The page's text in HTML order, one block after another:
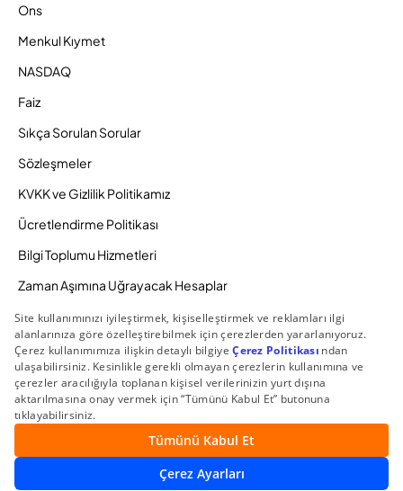
Ons
Menkul Kıymet
NASDAQ
Faiz
Sıkça Sorulan Sorular
Sözleşmeler
KVKK ve Gizlilik Politikamız
Ücretlendirme Politikası
Bilgi Toplumu Hizmetleri
Zaman Aşımına Uğrayacak Hesaplar
Duyurular ve Kampanyalar
© 2026 Gedik Yatırım Menkul Değerler AŞ. Tüm Hakları